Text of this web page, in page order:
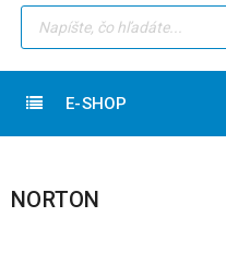
E-SHOP
NORTON